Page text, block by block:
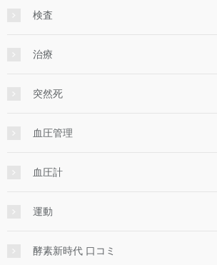
検査
治療
突然死
血圧管理
血圧計
運動
酵素新時代 口コミ